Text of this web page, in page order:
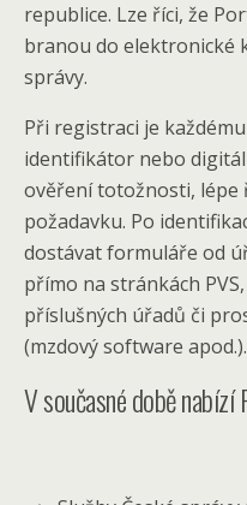
republice. Lze říci, že
branou do elektronické
správy.
Při registraci je
identifikátor nebo
ověření totožnosti, lépe
požadavku. Po
dostávat formuláře od
přímo na stránkách
příslušných úřadů či
(mzdový software apod.).
V současné době